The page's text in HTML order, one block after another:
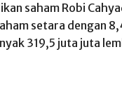
saham Robi
setara dengan
319,5 juta juta